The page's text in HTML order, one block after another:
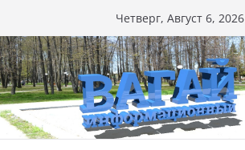
к
содержимому
Четверг, Август 6, 2026